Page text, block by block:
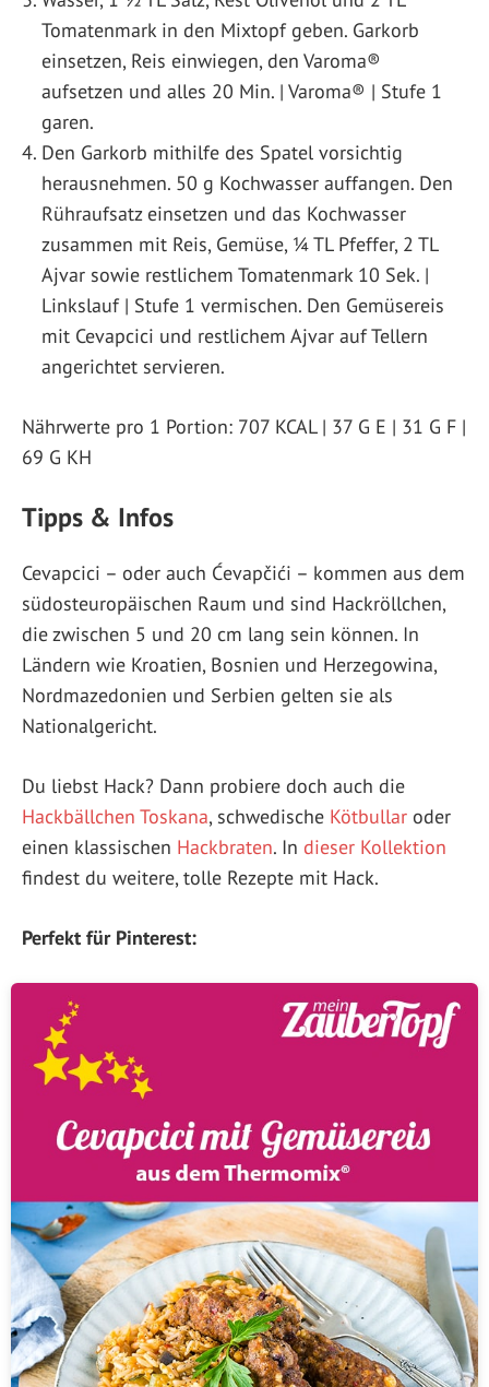
Tomatenmark in den Mixtopf geben. Garkorb
einsetzen, Reis einwiegen, den Varoma®
aufsetzen und alles 20 Min. | Varoma® | Stufe 1
garen.
Den Garkorb mithilfe des Spatel vorsichtig
herausnehmen. 50 g Kochwasser auffangen. Den
Rühraufsatz einsetzen und das Kochwasser
zusammen mit Reis, Gemüse, 1⁄4 TL Pfeffer, 2 TL
Ajvar sowie restlichem Tomatenmark 10 Sek. |
Linkslauf | Stufe 1 vermischen. Den Gemüsereis
mit Cevapcici und restlichem Ajvar auf Tellern
angerichtet servieren.
Nährwerte pro 1 Portion: 707 KCAL | 37 G E | 31 G F |
69 G KH
Tipps & Infos
Cevapcici – oder auch Ćevapčići – kommen aus dem
südosteuropäischen Raum und sind Hackröllchen,
die zwischen 5 und 20 cm lang sein können. In
Ländern wie Kroatien, Bosnien und Herzegowina,
Nordmazedonien und Serbien gelten sie als
Nationalgericht.
Du liebst Hack? Dann probiere doch auch die
Hackbällchen Toskana, schwedische Kötbullar oder
einen klassischen Hackbraten. In dieser Kollektion
findest du weitere, tolle Rezepte mit Hack.
Perfekt für Pinterest: